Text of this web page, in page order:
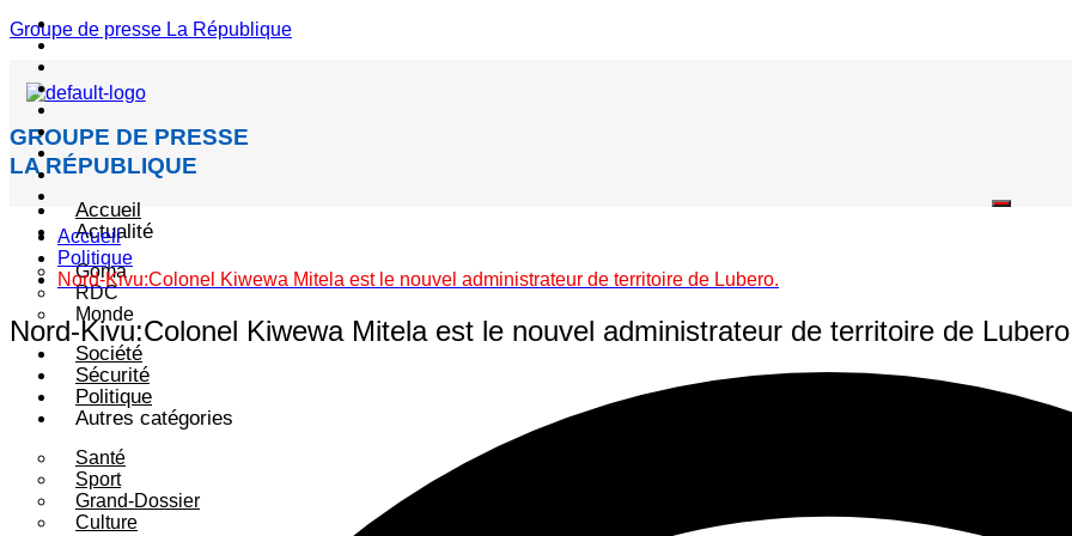
Groupe de presse La République
GROUPE DE PRESSE
LA RÉPUBLIQUE
Accueil
Actualité
Goma
RDC
Monde
Société
Sécurité
Politique
Autres catégories
Santé
Sport
Grand-Dossier
Culture
Menu
Accueil
Politique
Nord-Kivu:Colonel Kiwewa Mitela est le nouvel administrateur de territoire de Lubero.
Nord-Kivu:Colonel Kiwewa Mitela est le nouvel administrateur de territoire de